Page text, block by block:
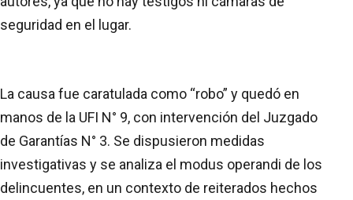
seguridad en el lugar.
La causa fue caratulada como “robo” y quedó en
manos de la UFI N° 9, con intervención del Juzgado
de Garantías N° 3. Se dispusieron medidas
investigativas y se analiza el modus operandi de los
delincuentes, en un contexto de reiterados hechos